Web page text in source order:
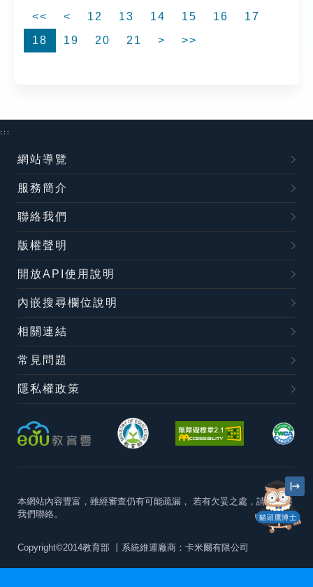
<< < 12 13 14 15 16
17
18
19 20 21 > >>
貓頭鷹博士
:::
網站導覽
服務簡介
聯絡我們
版權聲明
開放API使用說明
內嵌搜尋欄位說明
相關連結
常見問題
隱私權政策
本網站內容豐富，雖經審查仍有可能疏漏， 若有欠妥之處，請隨時與
我們聯絡。
Copyright©2014教育部 丨系統維運廠商：卡米爾有限公司